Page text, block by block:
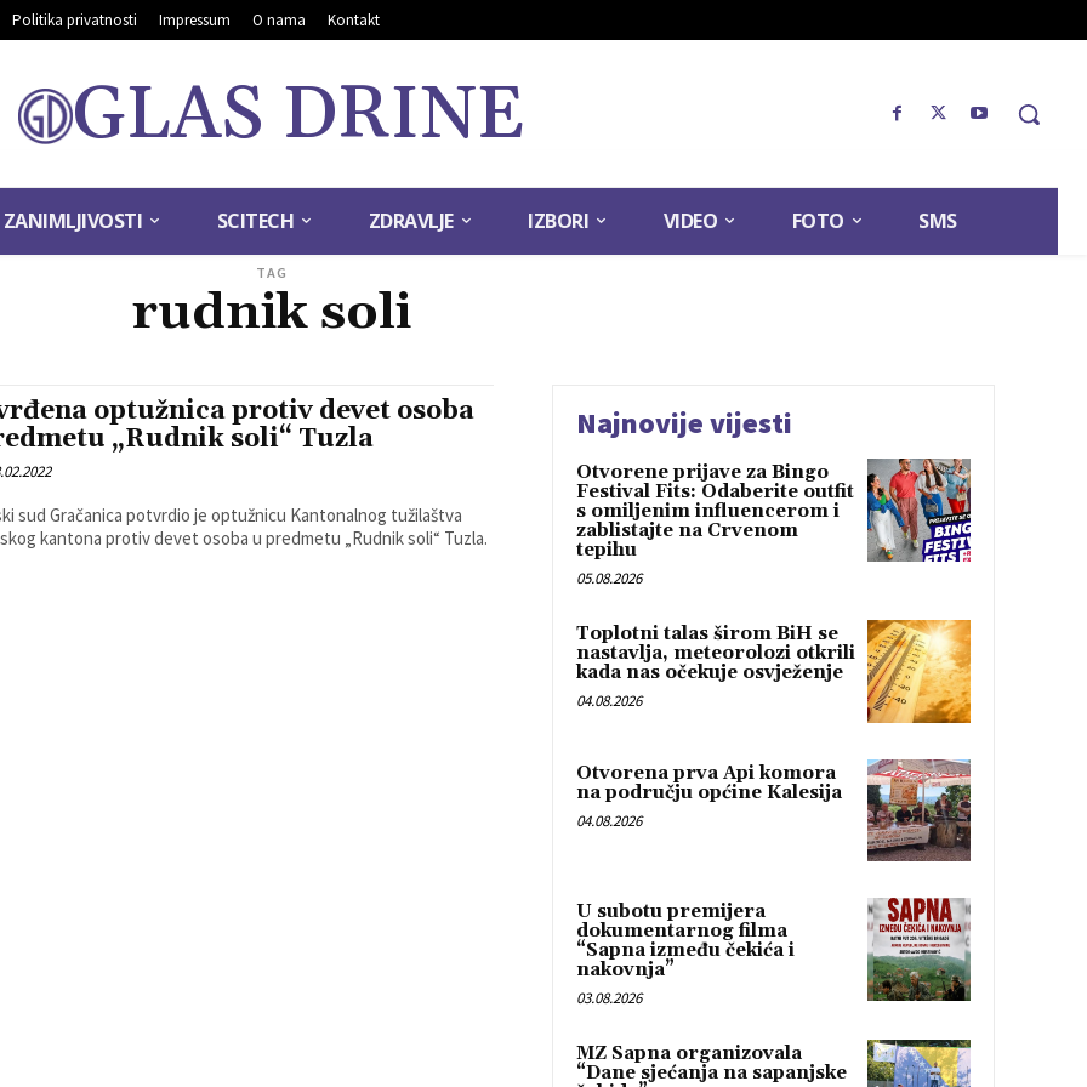
Politika privatnosti Impressum O nama Kontakt
GLAS DRINE
ZANIMLJIVOSTI SCITECH ZDRAVLJE IZBORI VIDEO FOTO SMS
TAG
rudnik soli
optužnica protiv devet osoba
„Rudnik soli“ Tuzla
Gračanica potvrdio je optužnicu Kantonalnog tužilaštva
kantona protiv devet osoba u predmetu „Rudnik soli“ Tuzla.
Najnovije vijesti
Otvorene prijave za Bingo
Festival Fits: Odaberite outfit
s omiljenim influencerom i
zablistajte na Crvenom
tepihu
05.08.2026
Toplotni talas širom BiH se
nastavlja, meteorolozi otkrili
kada nas očekuje osvježenje
04.08.2026
Otvorena prva Api komora
na području općine Kalesija
04.08.2026
U subotu premijera
dokumentarnog filma
“Sapna između čekića i
nakovnja”
03.08.2026
MZ Sapna organizovala
“Dane sjećanja na sapanjske